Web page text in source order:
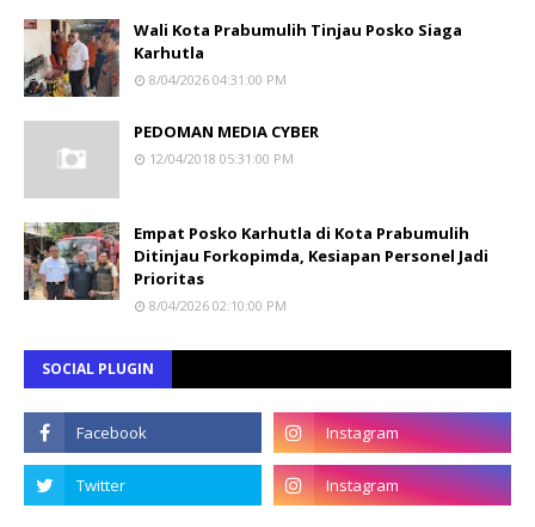
Wali Kota Prabumulih Tinjau Posko Siaga
Karhutla
8/04/2026 04:31:00 PM
PEDOMAN MEDIA CYBER
12/04/2018 05:31:00 PM
Empat Posko Karhutla di Kota Prabumulih
Ditinjau Forkopimda, Kesiapan Personel Jadi
Prioritas
8/04/2026 02:10:00 PM
SOCIAL PLUGIN